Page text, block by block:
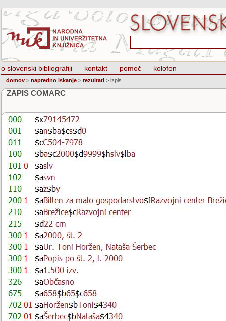
o slovenski bibliografiji kontakt pomoč kolofon
domov > napredno iskanje > rezultati > izpis
ZAPIS COMARC